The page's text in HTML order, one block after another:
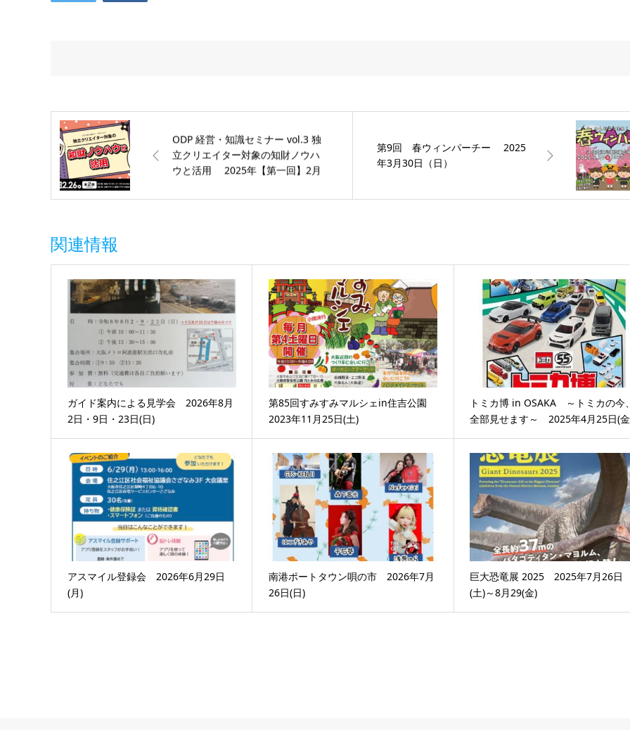
ODP 経営・知識セミナー vol.3 独
立クリエイター対象の知財ノウハ
ウと活用 2025年【第一回】2月
（水）
第9回 春ウィンパーチー 2025
年3月30日（日）
関連情報
ガイド案内による見学会 2026年8月
2日・9日・23日(日)
第85回すみすみマルシェin住吉公園
2023年11月25日(土)
トミカ博 in OSAKA ～トミカの今
全部見せます～ 2025年4月25日(
アスマイル登録会 2026年6月29日
(月)
南港ポートタウン唄の市 2026年7月
26日(日)
巨大恐竜展 2025 2025年7月26日
(土)～8月29(金)